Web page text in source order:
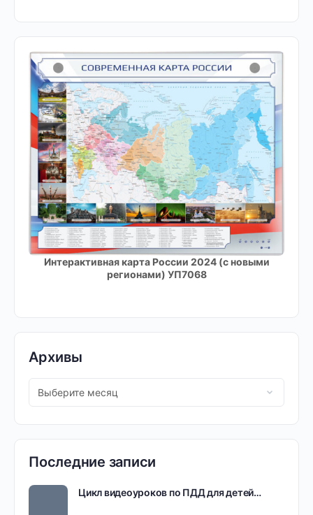
Интерактивная карта России 2024 (с новыми
регионами) УП7068
Архивы
Последние записи
Цикл видеоуроков по ПДД для детей…